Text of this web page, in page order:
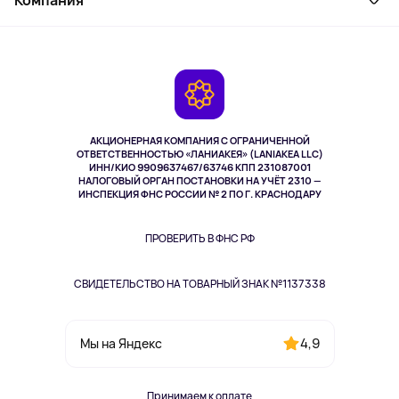
АКЦИОНЕРНАЯ КОМПАНИЯ С ОГРАНИЧЕННОЙ
ОТВЕТСТВЕННОСТЬЮ «ЛАНИАКЕЯ» (LANIAKEA LLC)
ИНН/КИО 9909637467/63746 КПП 231087001
НАЛОГОВЫЙ ОРГАН ПОСТАНОВКИ НА УЧЁТ 2310 —
ИНСПЕКЦИЯ ФНС РОССИИ № 2 ПО Г. КРАСНОДАРУ
ПРОВЕРИТЬ В ФНС РФ
СВИДЕТЕЛЬСТВО НА ТОВАРНЫЙ ЗНАК №1137338
Мы на Яндекс 4,9
Принимаем к оплате
Здоровье питомцев
Одежда и аксессуары